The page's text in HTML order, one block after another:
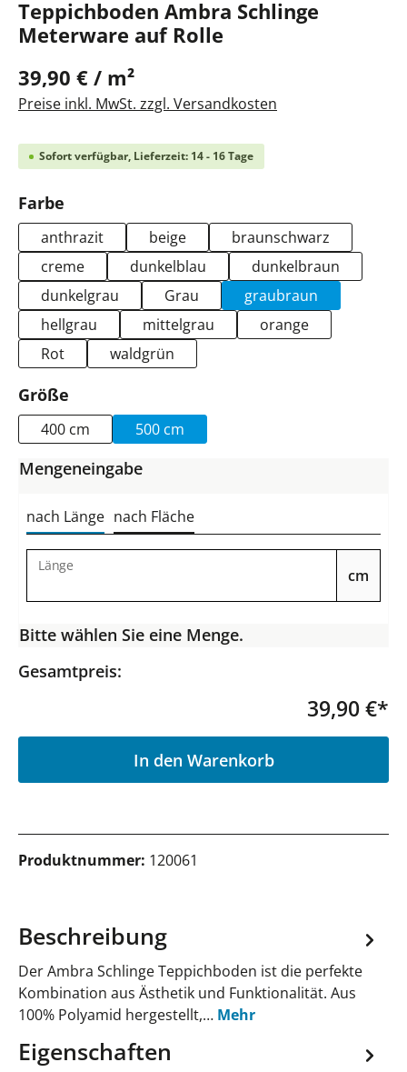
Teppichboden Ambra Schlinge
Meterware auf Rolle
39,90 € / m²
Preise inkl. MwSt. zzgl. Versandkosten
Sofort verfügbar, Lieferzeit: 14 - 16 Tage
Farbe
anthrazit beige
braunschwarz
creme
dunkelblau
dunkelbraun
dunkelgrau
Grau
graubraun
hellgrau
mittelgrau
orange
Rot
waldgrün
Größe
400 cm 500 cm
Mengeneingabe
nach Länge nach Fläche
Länge
cm
Bitte wählen Sie eine Menge.
Gesamtpreis:
39,90 €*
In den Warenkorb
Produktnummer: 120061
Beschreibung
Der Ambra Schlinge Teppichboden ist die perfekte
Kombination aus Ästhetik und Funktionalität. Aus
100% Polyamid hergestellt,… Mehr
Eigenschaften